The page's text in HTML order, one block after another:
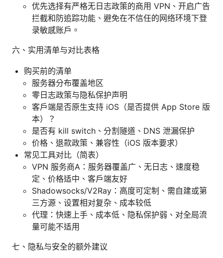
优先选择有严格无日志政策的商用 VPN、开启广告
拦截和防追踪功能、避免在不信任的网络环境下登
录敏感账户。
六、实用清单与对比表格
购买前的清单
服务器分布覆盖地区
零日志政策与隐私保护声明
客户端是否原生支持 iOS（是否提供 App Store 版
本）？
是否有 kill switch、分割隧道、DNS 泄漏保护
价格、退款政策、兼容性（iOS 版本要求）
常见工具对比（简表）
VPN 服务商A：服务器覆盖广、无日志、速度稳
定、价格适中、客户端友好
Shadowsocks/V2Ray：高度可定制、需自建或第
三方源、设置相对复杂、成本较低
代理：快速上手、成本低、隐私保护弱、对全局流
量可能不适用
七、隐私与安全的额外建议